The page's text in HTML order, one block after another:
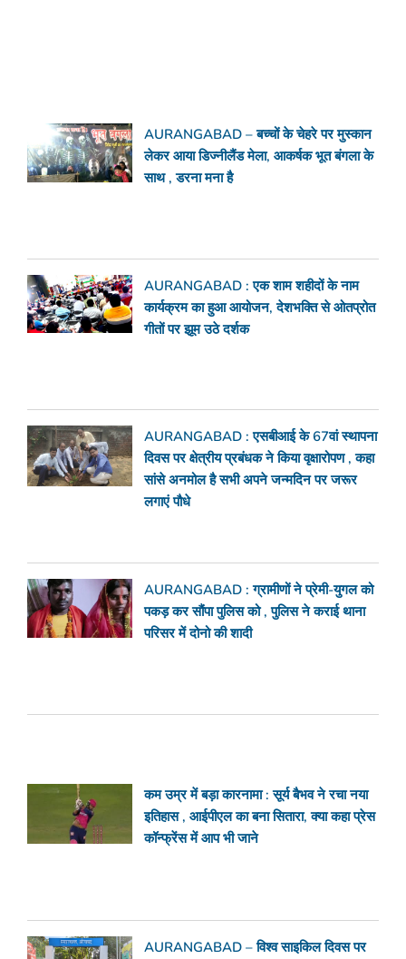
AURANGABAD – बच्चों के चेहरे पर मुस्कान
लेकर आया डिज्नीलैंड मेला, आकर्षक भूत बंगला के
साथ , डरना मना है
AURANGABAD : एक शाम शहीदों के नाम
कार्यक्रम का हुआ आयोजन, देशभक्ति से ओतप्रोत
गीतों पर झूम उठे दर्शक
AURANGABAD : एसबीआई के 67वां स्थापना
दिवस पर क्षेत्रीय प्रबंधक ने किया वृक्षारोपण , कहा
सांसे अनमोल है सभी अपने जन्मदिन पर जरूर
लगाएं पौधे
AURANGABAD : ग्रामीणों ने प्रेमी-युगल को
पकड़ कर सौंपा पुलिस को , पुलिस ने कराई थाना
परिसर में दोनो की शादी
कम उम्र में बड़ा कारनामा : सूर्य बैभव ने रचा नया
इतिहास , आईपीएल का बना सितारा, क्या कहा प्रेस
कॉन्फ्रेंस में आप भी जाने
AURANGABAD – विश्व साइकिल दिवस पर